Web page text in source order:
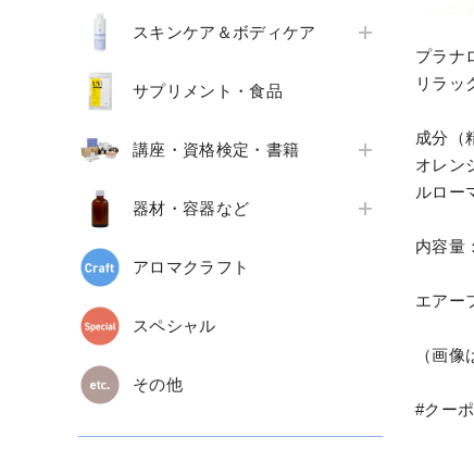
スキンケア＆ボディケア
サプリメント・食品
講座・資格検定・書籍
器材・容器など
アロマクラフト
スペシャル
その他
プラナ
リラッ
成分（
オレン
ルロー
内容量
エアー
（画像
#クー